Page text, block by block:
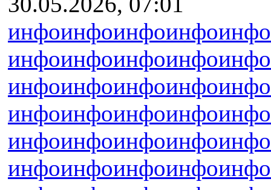
инфоинфоинфоинфоинфо
инфоинфоинфоинфоинфо
инфоинфоинфоинфоинфо
инфоинфоинфоинфоинфо
инфоинфоинфоинфоинфо
инфоинфоинфоинфоинфо